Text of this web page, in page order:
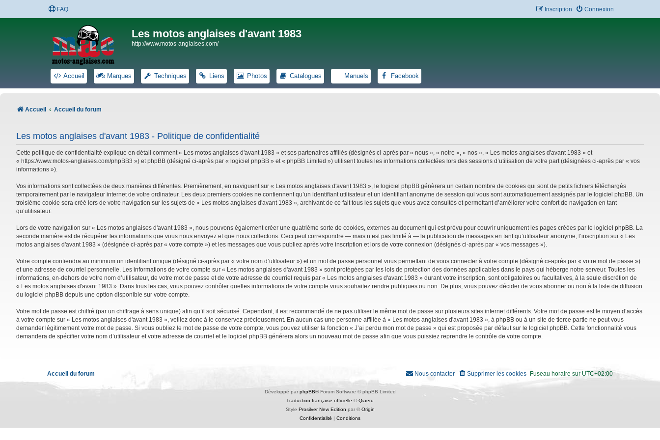
FAQ Connexion
Inscription
Les motos anglaises d'avant 1983
http://www.motos-anglaises.com/
Accueil Marques Techniques Liens Photos Catalogues Manuels Facebook
Accueil Accueil du forum
Les motos anglaises d'avant 1983 - Politique de confidentialité
Cette politique de confidentialité explique en détail comment « Les motos anglaises d'avant 1983 » et ses partenaires affiliés (désignés ci-après par « nous », « notre », « nos », « Les motos anglaises d'avant 1983 » et
« https://www.motos-anglaises.com/phpBB3 ») et phpBB (désigné ci-après par « logiciel phpBB » et « phpBB Limited ») utilisent toutes les informations collectées lors des sessions d’utilisation de votre part (désignées ci-après par « vos
informations »).
Vos informations sont collectées de deux manières différentes. Premièrement, en naviguant sur « Les motos anglaises d'avant 1983 », le logiciel phpBB génèrera un certain nombre de cookies qui sont de petits fichiers téléchargés
temporairement par le navigateur internet de votre ordinateur. Les deux premiers cookies ne contiennent qu’un identifiant utilisateur et un identifiant anonyme de session qui vous sont automatiquement assignés par le logiciel phpBB. Un
troisième cookie sera créé lors de votre navigation sur les sujets de « Les motos anglaises d'avant 1983 », archivant de ce fait tous les sujets que vous avez consultés et permettant d’améliorer votre confort de navigation en tant
qu’utilisateur.
Lors de votre navigation sur « Les motos anglaises d'avant 1983 », nous pouvons également créer une quatrième sorte de cookies, externes au document qui est prévu pour couvrir uniquement les pages créées par le logiciel phpBB. La
seconde manière est de récupérer les informations que vous nous envoyez et que nous collectons. Ceci peut correspondre — mais n’est pas limité à — la publication de messages en tant qu’utilisateur anonyme, l’inscription sur « Les
motos anglaises d'avant 1983 » (désignée ci-après par « votre compte ») et les messages que vous publiez après votre inscription et lors de votre connexion (désignés ci-après par « vos messages »).
Votre compte contiendra au minimum un identifiant unique (désigné ci-après par « votre nom d’utilisateur ») et un mot de passe personnel vous permettant de vous connecter à votre compte (désigné ci-après par « votre mot de passe »)
et une adresse de courriel personnelle. Les informations de votre compte sur « Les motos anglaises d'avant 1983 » sont protégées par les lois de protection des données applicables dans le pays qui héberge notre serveur. Toutes les
informations, en-dehors de votre nom d’utilisateur, de votre mot de passe et de votre adresse de courriel requis par « Les motos anglaises d'avant 1983 » durant votre inscription, sont obligatoires ou facultatives, à la seule discrétion de
« Les motos anglaises d'avant 1983 ». Dans tous les cas, vous pouvez contrôler quelles informations de votre compte vous souhaitez rendre publiques ou non. De plus, vous pouvez décider de vous abonner ou non à la liste de diffusion
du logiciel phpBB depuis une option disponible sur votre compte.
Votre mot de passe est chiffré (par un chiffrage à sens unique) afin qu’il soit sécurisé. Cependant, il est recommandé de ne pas utiliser le même mot de passe sur plusieurs sites internet différents. Votre mot de passe est le moyen d’accès
à votre compte sur « Les motos anglaises d'avant 1983 », veillez donc à le conservez précieusement. En aucun cas une personne affiliée à « Les motos anglaises d'avant 1983 », à phpBB ou à un site de tierce partie ne peut vous
demander légitimement votre mot de passe. Si vous oubliez le mot de passe de votre compte, vous pouvez utiliser la fonction « J’ai perdu mon mot de passe » qui est proposée par défaut sur le logiciel phpBB. Cette fonctionnalité vous
demandera de spécifier votre nom d’utilisateur et votre adresse de courriel et le logiciel phpBB générera alors un nouveau mot de passe afin que vous puissiez reprendre le contrôle de votre compte.
Accueil du forum Fuseau horaire sur UTC+02:00
Supprimer les cookies
Nous contacter
Développé par phpBB® Forum Software © phpBB Limited
Traduction française officielle ©Qiaeru
Style Prosilver New Edition par ©Origin
Confidentialité
Conditions